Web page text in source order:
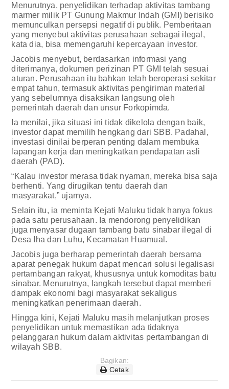
Menurutnya, penyelidikan terhadap aktivitas tambang
marmer milik PT Gunung Makmur Indah (GMI) berisiko
memunculkan persepsi negatif di publik. Pemberitaan
yang menyebut aktivitas perusahaan sebagai ilegal,
kata dia, bisa memengaruhi kepercayaan investor.
Jacobis menyebut, berdasarkan informasi yang
diterimanya, dokumen perizinan PT GMI telah sesuai
aturan. Perusahaan itu bahkan telah beroperasi sekitar
empat tahun, termasuk aktivitas pengiriman material
yang sebelumnya disaksikan langsung oleh
pemerintah daerah dan unsur Forkopimda.
Ia menilai, jika situasi ini tidak dikelola dengan baik,
investor dapat memilih hengkang dari SBB. Padahal,
investasi dinilai berperan penting dalam membuka
lapangan kerja dan meningkatkan pendapatan asli
daerah (PAD).
“Kalau investor merasa tidak nyaman, mereka bisa saja
berhenti. Yang dirugikan tentu daerah dan
masyarakat,” ujarnya.
Selain itu, ia meminta Kejati Maluku tidak hanya fokus
pada satu perusahaan. Ia mendorong penyelidikan
juga menyasar dugaan tambang batu sinabar ilegal di
Desa Iha dan Luhu, Kecamatan Huamual.
Jacobis juga berharap pemerintah daerah bersama
aparat penegak hukum dapat mencari solusi legalisasi
pertambangan rakyat, khususnya untuk komoditas batu
sinabar. Menurutnya, langkah tersebut dapat memberi
dampak ekonomi bagi masyarakat sekaligus
meningkatkan penerimaan daerah.
Hingga kini, Kejati Maluku masih melanjutkan proses
penyelidikan untuk memastikan ada tidaknya
pelanggaran hukum dalam aktivitas pertambangan di
wilayah SBB.
Bagikan:
Cetak